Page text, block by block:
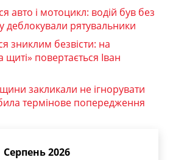
авто і мотоцикл: водій був без
деблокували рятувальники
зниклим безвісти: на
повертається Іван
закликали не ігнорувати
термінове попередження
Серпень 2026